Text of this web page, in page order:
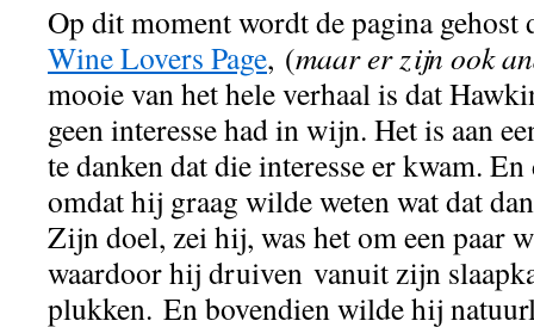
Op dit moment wordt de pagina
Wine Lovers Page, (maar er zijn ook
mooie van het hele verhaal is dat
geen interesse had in wijn. Het is aan
te danken dat die interesse er kwam.
omdat hij graag wilde weten wat dat
Zijn doel, zei hij, was het om een ​​paar
waardoor hij druiven vanuit zijn
plukken. En bovendien wilde hij